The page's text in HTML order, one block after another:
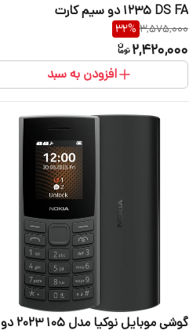
1235 DS FA دو سیم‌ کارت
3,575,000
32%
2,420,000
افزودن به سبد
گوشی موبایل نوکیا مدل 105 2023 دو